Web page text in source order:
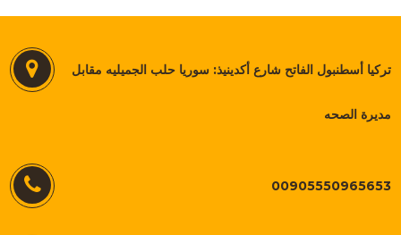
تركيا أسطنبول الفاتح شارع أكدينيذ: سوريا حلب الجميليه مقابل
مديرة الصحه
00905550965653